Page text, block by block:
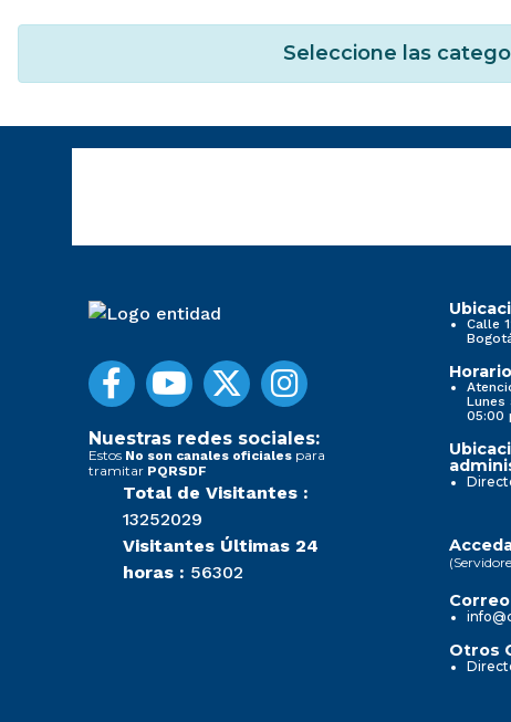
Seleccione las
Nuestras redes sociales:
Estos No son canales oficiales para
tramitar PQRSDF
Total de Visitantes :
13252029
Visitantes Últimas 24
horas : 56302
Calle
Lunes
05:00
Otros